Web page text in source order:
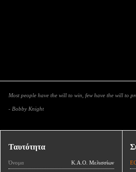
Most people have the will to win, few have the will to
- Bobby Knight
Ταυτότητα
Όνομα Κ.Α.Ο. Μελισσίων